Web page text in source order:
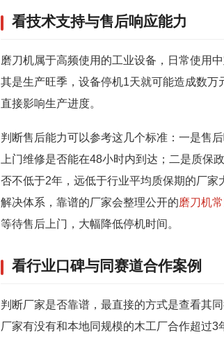
看技术支持与售后响应能力
磨刀机属于高频使用的工业设备，日常使用
其是生产旺季，设备停机1天就可能造成数
直接影响生产进度。
判断售后能力可以参考这几个标准：一是售
上门维修是否能在48小时内到达；二是质保
否不低于2年，远低于行业平均质保期的厂
解决体系，靠谱的厂家会整理公开的磨刀机
等待售后上门，大幅降低停机时间。
看行业口碑与同赛道合作案例
判断厂家是否靠谱，最直接的方式是查看其
厂家有没有和本地同规模的木工厂合作超过